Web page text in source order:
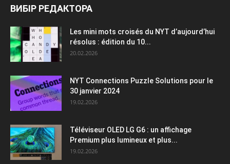
ВИБІР РЕДАКТОРА
Les mini mots croisés du NYT d’aujourd’hui
résolus : édition du 10...
20.02.2026
NYT Connections Puzzle Solutions pour le
30 janvier 2024
19.02.2026
Téléviseur OLED LG G6 : un affichage
Premium plus lumineux et plus...
19.02.2026